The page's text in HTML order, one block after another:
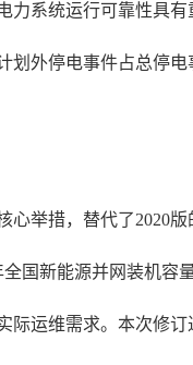
系统运行可靠性具
外停电事件占总停
举措，替代了2020
国新能源并网装机
运维需求。本次修